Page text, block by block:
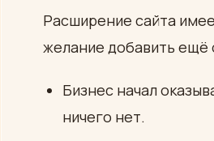
Расширение сайта
желание добавить ещё
Бизнес начал
ничего нет.